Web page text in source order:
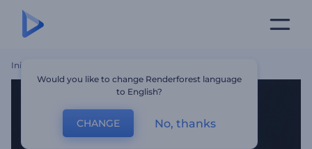
Inicio
Would you like to change Renderforest language
to English?
CHANGE No, thanks